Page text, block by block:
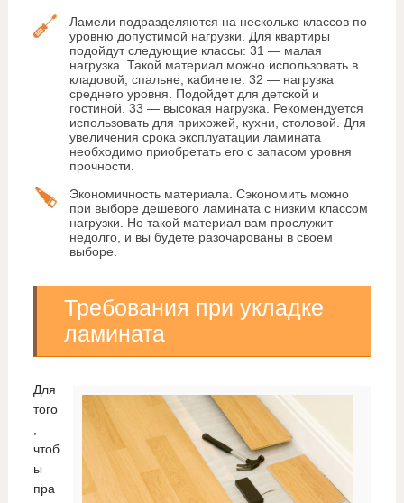
Ламели подразделяются на несколько классов по
уровню допустимой нагрузки. Для квартиры
подойдут следующие классы: 31 — малая
нагрузка. Такой материал можно использовать в
кладовой, спальне, кабинете. 32 — нагрузка
среднего уровня. Подойдет для детской и
гостиной. 33 — высокая нагрузка. Рекомендуется
использовать для прихожей, кухни, столовой. Для
увеличения срока эксплуатации ламината
необходимо приобретать его с запасом уровня
прочности.
Экономичность материала. Сэкономить можно
при выборе дешевого ламината с низким классом
нагрузки. Но такой материал вам прослужит
недолго, и вы будете разочарованы в своем
выборе.
Требования при укладке
ламината
Для
того
чтоб
ы
пра